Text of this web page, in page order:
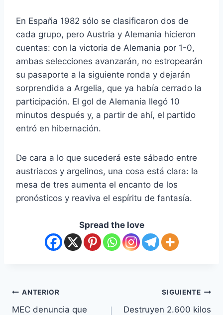
En España 1982 sólo se clasificaron dos de
cada grupo, pero Austria y Alemania hicieron
cuentas: con la victoria de Alemania por 1-0,
ambas selecciones avanzarán, no estropearán
su pasaporte a la siguiente ronda y dejarán
sorprendida a Argelia, que ya había cerrado la
participación. El gol de Alemania llegó 10
minutos después y, a partir de ahí, el partido
entró en hibernación.
De cara a lo que sucederá este sábado entre
austriacos y argelinos, una cosa está clara: la
mesa de tres aumenta el encanto de los
pronósticos y reaviva el espíritu de fantasía.
Spread the love
ANTERIOR
MEC denuncia que
SIGUIENTE
Destruyen 2.600 kilos